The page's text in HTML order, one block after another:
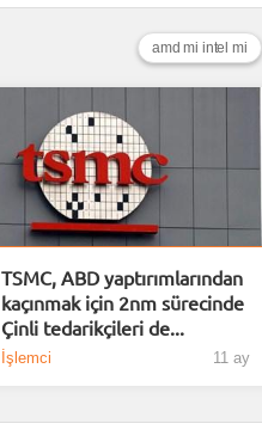
amd mi intel mi
TSMC, ABD yaptırımlarından
kaçınmak için 2nm sürecinde
Çinli tedarikçileri de...
İşlemci 11 ay